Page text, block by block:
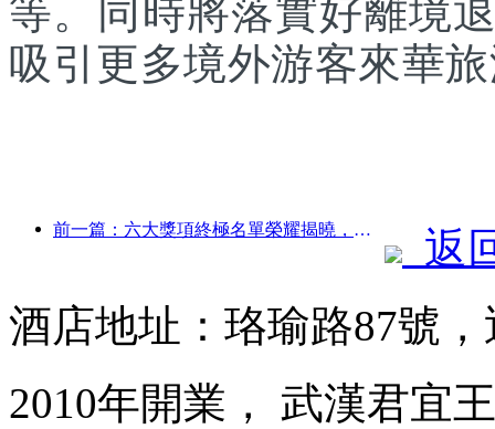
等。同時將落實好離境
吸引更多境外游客來華
前一篇：六大獎項終極名單榮耀揭曉，百余酒店及企業斬獲年度獎項！
返
酒店地址：珞瑜路87號
2010年開業， 武漢君宜